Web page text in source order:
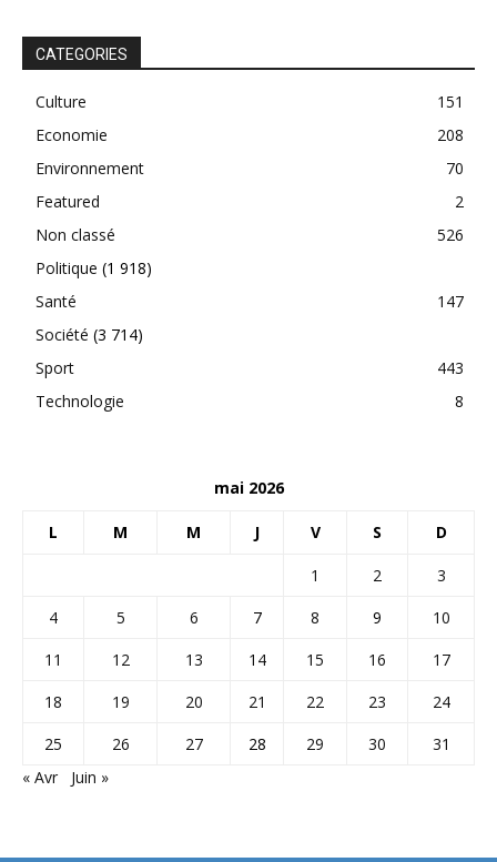
CATEGORIES
Culture
151
Economie
208
Environnement
70
Featured
2
Non classé
526
Politique (1 918)
Santé
147
Société (3 714)
Sport
443
Technologie
8
mai 2026
L M M J V S D
1 2
3
4
5 6 7 8 9
10
11
12 13 14 15 16
17
18
19 20 21 22 23
24
25
26 27 28 29 30
31
« Avr
Juin »